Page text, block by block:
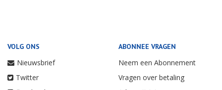
VOLG ONS
Nieuwsbrief
Twitter
ABONNEE VRAGEN
Neem een Abonnement
Vragen over betaling